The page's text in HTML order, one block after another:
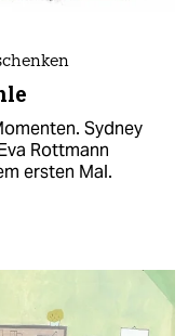
Sydney
Rottmann
ersten Mal.